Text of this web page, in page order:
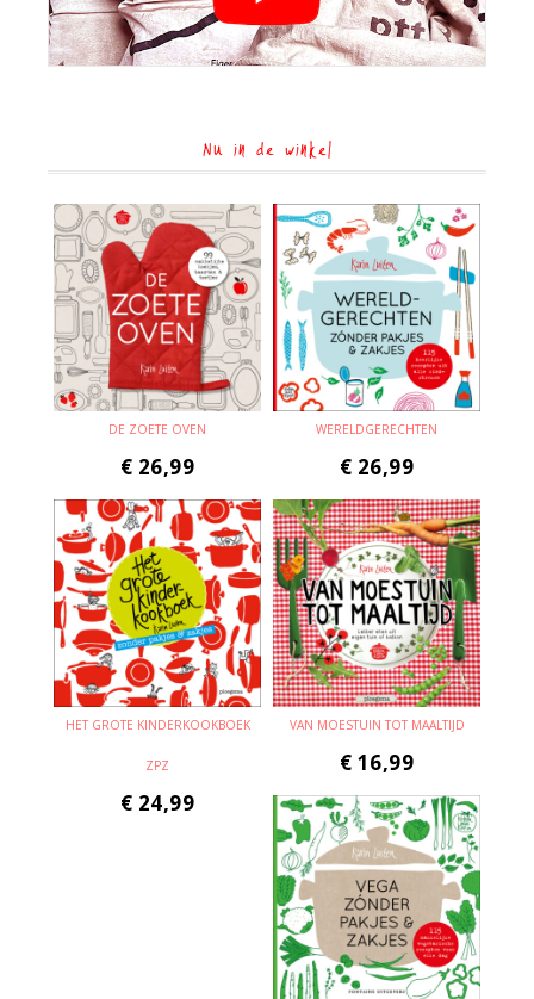
Nu in de winkel
DE ZOETE OVEN
€ 26,99
WERELDGERECHTEN
€ 26,99
HET GROTE KINDERKOOKBOEK
ZPZ
€ 24,99
VAN MOESTUIN TOT MAALTIJD
€ 16,99